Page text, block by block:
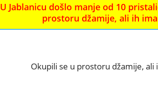
U Jablanicu došlo manje od 10
prostoru džamije, ali ih
Okupili se u prostoru džamije,